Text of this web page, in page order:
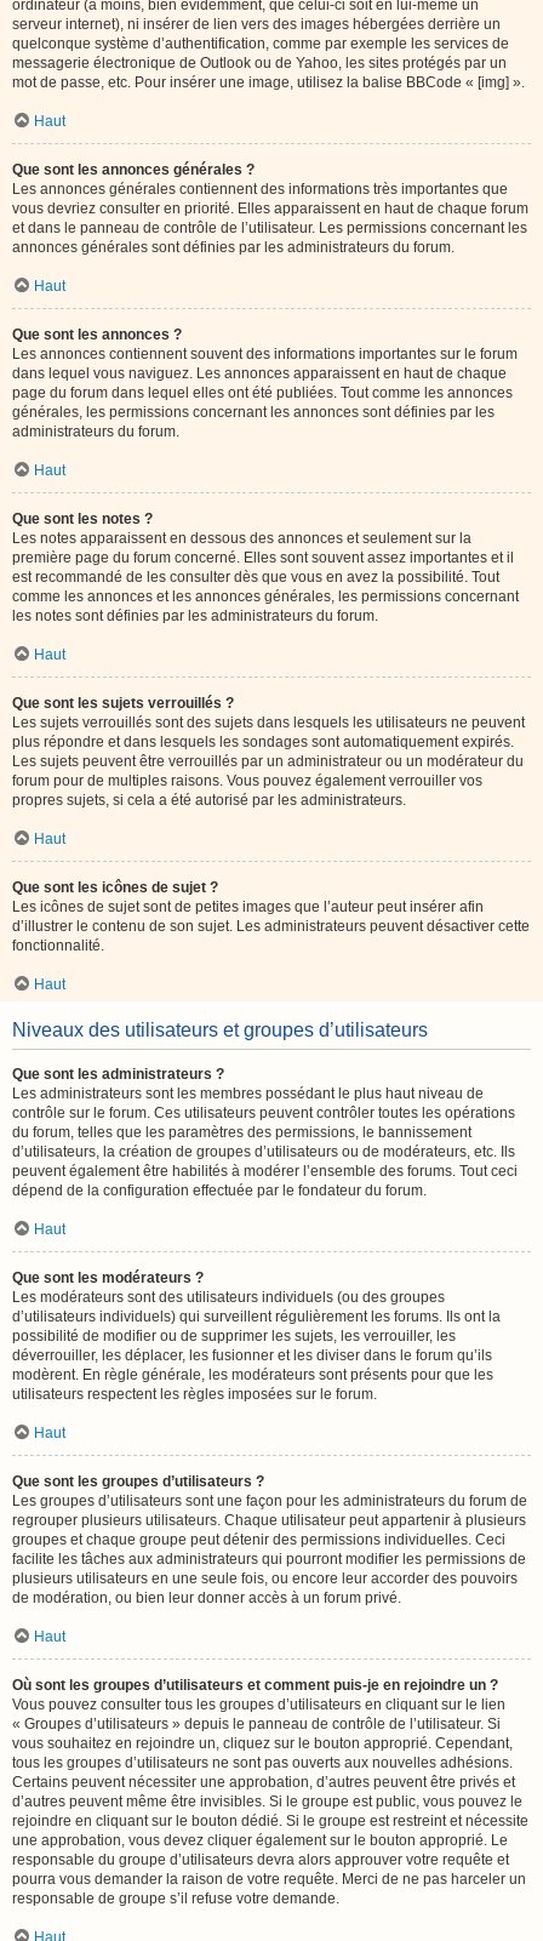
ordinateur (à moins, bien évidemment, que celui-ci soit en lui-même un
serveur internet), ni insérer de lien vers des images hébergées derrière un
quelconque système d’authentification, comme par exemple les services de
messagerie électronique de Outlook ou de Yahoo, les sites protégés par un
mot de passe, etc. Pour insérer une image, utilisez la balise BBCode « [img] ».
Haut
Que sont les annonces générales ?
Les annonces générales contiennent des informations très importantes que
vous devriez consulter en priorité. Elles apparaissent en haut de chaque forum
et dans le panneau de contrôle de l’utilisateur. Les permissions concernant les
annonces générales sont définies par les administrateurs du forum.
Haut
Que sont les annonces ?
Les annonces contiennent souvent des informations importantes sur le forum
dans lequel vous naviguez. Les annonces apparaissent en haut de chaque
page du forum dans lequel elles ont été publiées. Tout comme les annonces
générales, les permissions concernant les annonces sont définies par les
administrateurs du forum.
Haut
Que sont les notes ?
Les notes apparaissent en dessous des annonces et seulement sur la
première page du forum concerné. Elles sont souvent assez importantes et il
est recommandé de les consulter dès que vous en avez la possibilité. Tout
comme les annonces et les annonces générales, les permissions concernant
les notes sont définies par les administrateurs du forum.
Haut
Que sont les sujets verrouillés ?
Les sujets verrouillés sont des sujets dans lesquels les utilisateurs ne peuvent
plus répondre et dans lesquels les sondages sont automatiquement expirés.
Les sujets peuvent être verrouillés par un administrateur ou un modérateur du
forum pour de multiples raisons. Vous pouvez également verrouiller vos
propres sujets, si cela a été autorisé par les administrateurs.
Haut
Que sont les icônes de sujet ?
Les icônes de sujet sont de petites images que l’auteur peut insérer afin
d’illustrer le contenu de son sujet. Les administrateurs peuvent désactiver cette
fonctionnalité.
Haut
Niveaux des utilisateurs et groupes d’utilisateurs
Que sont les administrateurs ?
Les administrateurs sont les membres possédant le plus haut niveau de
contrôle sur le forum. Ces utilisateurs peuvent contrôler toutes les opérations
du forum, telles que les paramètres des permissions, le bannissement
d’utilisateurs, la création de groupes d’utilisateurs ou de modérateurs, etc. Ils
peuvent également être habilités à modérer l’ensemble des forums. Tout ceci
dépend de la configuration effectuée par le fondateur du forum.
Haut
Que sont les modérateurs ?
Les modérateurs sont des utilisateurs individuels (ou des groupes
d’utilisateurs individuels) qui surveillent régulièrement les forums. Ils ont la
possibilité de modifier ou de supprimer les sujets, les verrouiller, les
déverrouiller, les déplacer, les fusionner et les diviser dans le forum qu’ils
modèrent. En règle générale, les modérateurs sont présents pour que les
utilisateurs respectent les règles imposées sur le forum.
Haut
Que sont les groupes d’utilisateurs ?
Les groupes d’utilisateurs sont une façon pour les administrateurs du forum de
regrouper plusieurs utilisateurs. Chaque utilisateur peut appartenir à plusieurs
groupes et chaque groupe peut détenir des permissions individuelles. Ceci
facilite les tâches aux administrateurs qui pourront modifier les permissions de
plusieurs utilisateurs en une seule fois, ou encore leur accorder des pouvoirs
de modération, ou bien leur donner accès à un forum privé.
Haut
Où sont les groupes d’utilisateurs et comment puis-je en rejoindre un ?
Vous pouvez consulter tous les groupes d’utilisateurs en cliquant sur le lien
« Groupes d’utilisateurs » depuis le panneau de contrôle de l’utilisateur. Si
vous souhaitez en rejoindre un, cliquez sur le bouton approprié. Cependant,
tous les groupes d’utilisateurs ne sont pas ouverts aux nouvelles adhésions.
Certains peuvent nécessiter une approbation, d’autres peuvent être privés et
d’autres peuvent même être invisibles. Si le groupe est public, vous pouvez le
rejoindre en cliquant sur le bouton dédié. Si le groupe est restreint et nécessite
une approbation, vous devez cliquer également sur le bouton approprié. Le
responsable du groupe d’utilisateurs devra alors approuver votre requête et
pourra vous demander la raison de votre requête. Merci de ne pas harceler un
responsable de groupe s’il refuse votre demande.
Haut